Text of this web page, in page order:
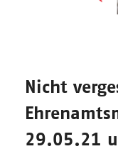
Nicht
29.05.21